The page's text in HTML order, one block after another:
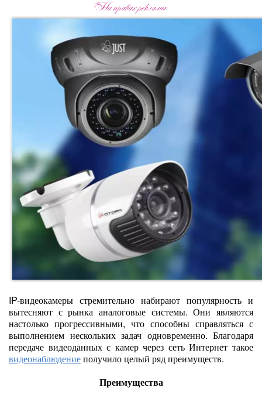
IP-видеокамеры стремительно набирают популярность и
вытесняют с рынка аналоговые системы. Они являются
настолько прогрессивными, что способны справляться с
выполнением нескольких задач одновременно. Благодаря
передаче видеоданных с камер через сеть Интернет такое
видеонаблюдениеполучило целый ряд преимуществ.
Преимущества